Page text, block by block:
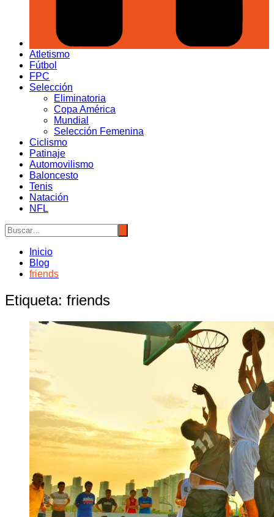
Atletismo
Fútbol
FPC
Selección
Eliminatoria
Copa América
Mundial
Selección Femenina
Ciclismo
Patinaje
Automovilismo
Baloncesto
Tenis
Natación
NFL
Inicio
Blog
friends
Etiqueta: friends